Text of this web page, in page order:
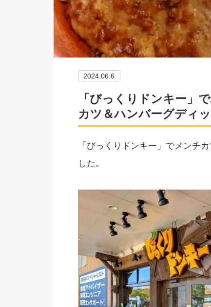
2024.06.6
「びっくりドンキー」
カツ＆ハンバーグディ
「びっくりドンキー」でメンチ
した。